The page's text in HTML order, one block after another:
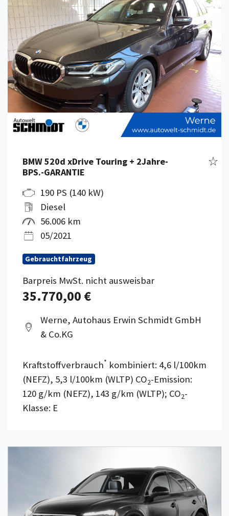
BMW 520d xDrive Touring + 2Jahre-
BPS.-GARANTIE
190 PS (140 kW)
Diesel
56.006 km
05/2021
Gebrauchtfahrzeug
Barpreis MwSt. nicht ausweisbar
35.770,00 €
Werne, Autohaus Erwin Schmidt GmbH
& Co.KG
Kraftstoffverbrauch* kombiniert: 4,6 l/100km
(NEFZ), 5,3 l/100km (WLTP) CO2-Emission:
120 g/km (NEFZ), 143 g/km (WLTP); CO2-
Klasse: E